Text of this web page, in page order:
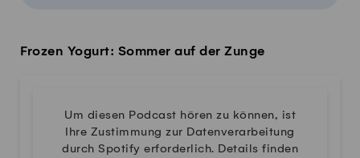
Frozen Yogurt: Sommer auf der Zunge
Um diesen Podcast hören zu können, ist
Ihre Zustimmung zur Datenverarbeitung
durch Spotify erforderlich. Details finden